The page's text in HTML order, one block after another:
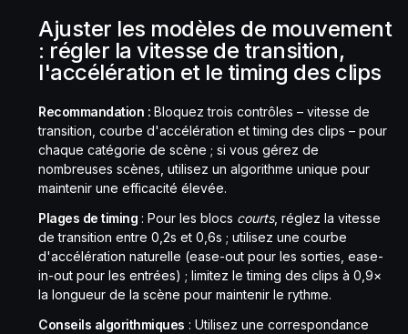
Ajuster les modèles de mouvement
: régler la vitesse de transition,
l'accélération et le timing des clips
Recommandation : Bloquez trois contrôles – vitesse de
transition, courbe d'accélération et timing des clips – pour
chaque catégorie de scène ; si vous gérez de
nombreuses scènes, utilisez un algorithme unique pour
maintenir une efficacité élevée.
Plages de timing : Pour les blocs courts, réglez la vitesse
de transition entre 0,2s et 0,6s ; utilisez une courbe
d'accélération naturelle (ease-out pour les sorties, ease-
in-out pour les entrées) ; limitez le timing des clips à 0,9×
la longueur de la scène pour maintenir le rythme.
Conseils algorithmiques : Utilisez une correspondance